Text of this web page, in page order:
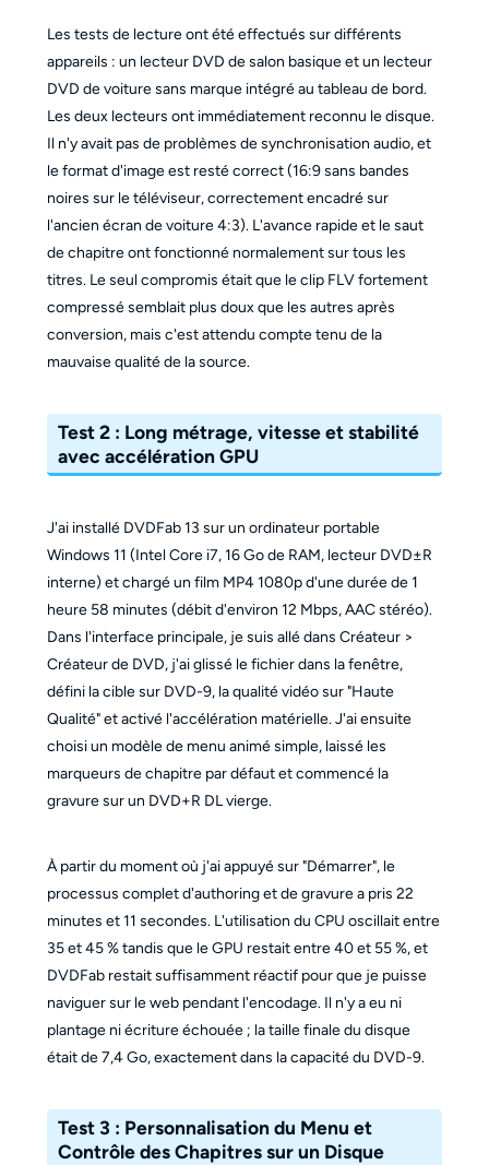
Les tests de lecture ont été effectués sur différents
appareils : un lecteur DVD de salon basique et un lecteur
DVD de voiture sans marque intégré au tableau de bord.
Les deux lecteurs ont immédiatement reconnu le disque.
Il n'y avait pas de problèmes de synchronisation audio, et
le format d'image est resté correct (16:9 sans bandes
noires sur le téléviseur, correctement encadré sur
l'ancien écran de voiture 4:3). L'avance rapide et le saut
de chapitre ont fonctionné normalement sur tous les
titres. Le seul compromis était que le clip FLV fortement
compressé semblait plus doux que les autres après
conversion, mais c'est attendu compte tenu de la
mauvaise qualité de la source.
Test 2 : Long métrage, vitesse et stabilité
avec accélération GPU
J'ai installé DVDFab 13 sur un ordinateur portable
Windows 11 (Intel Core i7, 16 Go de RAM, lecteur DVD±R
interne) et chargé un film MP4 1080p d'une durée de 1
heure 58 minutes (débit d'environ 12 Mbps, AAC stéréo).
Dans l'interface principale, je suis allé dans Créateur >
Créateur de DVD, j'ai glissé le fichier dans la fenêtre,
défini la cible sur DVD-9, la qualité vidéo sur "Haute
Qualité" et activé l'accélération matérielle. J'ai ensuite
choisi un modèle de menu animé simple, laissé les
marqueurs de chapitre par défaut et commencé la
gravure sur un DVD+R DL vierge.
À partir du moment où j'ai appuyé sur "Démarrer", le
processus complet d'authoring et de gravure a pris 22
minutes et 11 secondes. L'utilisation du CPU oscillait entre
35 et 45 % tandis que le GPU restait entre 40 et 55 %, et
DVDFab restait suffisamment réactif pour que je puisse
naviguer sur le web pendant l'encodage. Il n'y a eu ni
plantage ni écriture échouée ; la taille finale du disque
était de 7,4 Go, exactement dans la capacité du DVD-9.
Test 3 : Personnalisation du Menu et
Contrôle des Chapitres sur un Disque